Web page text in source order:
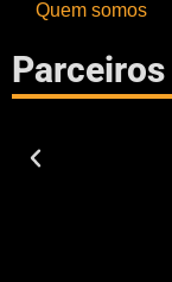
Quem somos
Parceiros